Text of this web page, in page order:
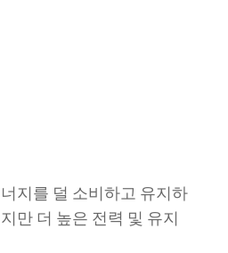
지를 덜 소비하고 유지하
만 더 높은 전력 및 유지